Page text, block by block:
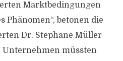
Marktbedingungen
betonen die
Dr. Stephane Müller
Unternehmen müssten